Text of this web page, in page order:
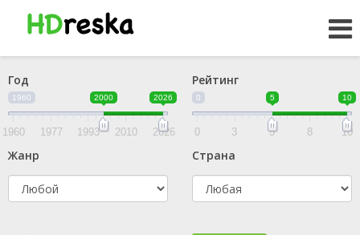
Год
1960 2000 2026
1960 1977 1993 2010 2026
Рейтинг
0 5 10
0 3 5 8 10
Жанр Страна